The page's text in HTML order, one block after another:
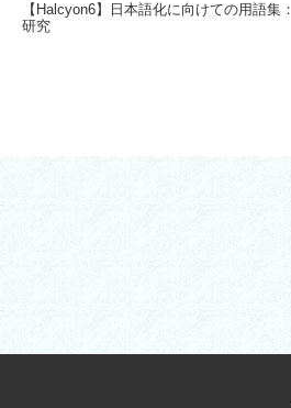
【Halcyon6】日本語化に向けての用語集：
研究